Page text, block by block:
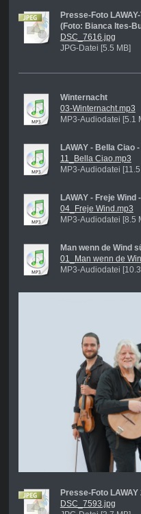
Presse-Foto
(Foto: Bianca Ites-
DSC_7616.jpg
JPG-Datei [5.5 MB]
Winternacht
03-Winternacht.mp3
MP3-Audiodatei [5.1
LAWAY - Bella Ciao
11_Bella Ciao.mp3
MP3-Audiodatei
LAWAY - Freje Wind
04_Freje Wind.mp3
MP3-Audiodatei [8.5
Man wenn de Wind
01_Man wenn de
MP3-Audiodatei
Presse-Foto LAWAY
DSC_7593.jpg